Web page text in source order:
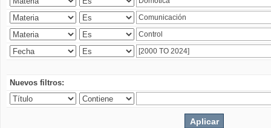
Nuevos filtros: